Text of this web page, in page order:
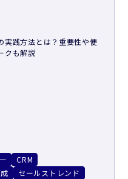
実践方法とは？重要性や便
クも解説
CRM
セールストレンド